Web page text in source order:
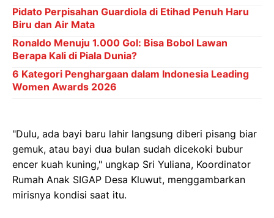
Pidato Perpisahan Guardiola di Etihad Penuh Haru
Biru dan Air Mata
Ronaldo Menuju 1.000 Gol: Bisa Bobol Lawan
Berapa Kali di Piala Dunia?
6 Kategori Penghargaan dalam Indonesia Leading
Women Awards 2026
"Dulu, ada bayi baru lahir langsung diberi pisang biar
gemuk, atau bayi dua bulan sudah dicekoki bubur
encer kuah kuning," ungkap Sri Yuliana, Koordinator
Rumah Anak SIGAP Desa Kluwut, menggambarkan
mirisnya kondisi saat itu.